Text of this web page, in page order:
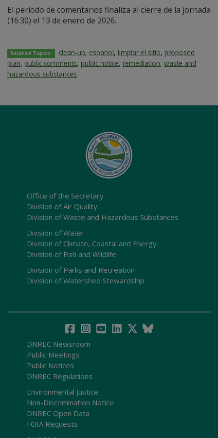
El periodo de comentarios finaliza al cierre de la jornada
(16:30) el 13 de enero de 2026.
Related Topics: clean-up, espanol, limpiar el sitio, proposed
plan, public comments, public notice, remediation, waste and
hazardous substances
Office of the Secretary
Division of Air Quality
Division of Waste and Hazardous Substances
Division of Water
Division of Climate, Coastal and Energy
Division of Fish and Wildlife
Division of Parks and Recreation
Division of Watershed Stewardship
DNREC Newsroom
Public Meetings
Public Notices
DNREC Regulations
Environmental Justice
Non-Discrimination Notice
DNREC Open Data
FOIA Requests